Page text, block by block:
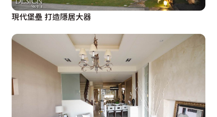
現代堡壘 打造隱居大器